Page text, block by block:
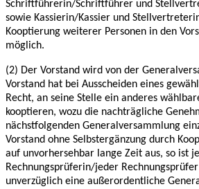
Schriftführerin/Schriftführer und
sowie Kassierin/Kassier und
Kooptierung weiterer Personen in den
möglich.
(2) Der Vorstand wird von der
Vorstand hat bei Ausscheiden eines
Recht, an seine Stelle ein anderes
kooptieren, wozu die nachträgliche
nächstfolgenden Generalversammlung
Vorstand ohne Selbstergänzung durch
auf unvorhersehbar lange Zeit aus, so ist
Rechnungsprüferin/jeder
unverzüglich eine außerordentliche